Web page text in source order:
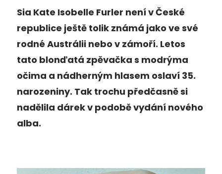
Sia Kate Isobelle Furler není v České
republice ještě tolik známá jako ve své
rodné Austrálii nebo v zámoří. Letos
tato blonďatá zpěvačka s modrýma
očima a nádherným hlasem oslaví 35.
narozeniny. Tak trochu předčasně si
nadělila dárek v podobě vydání nového
alba.